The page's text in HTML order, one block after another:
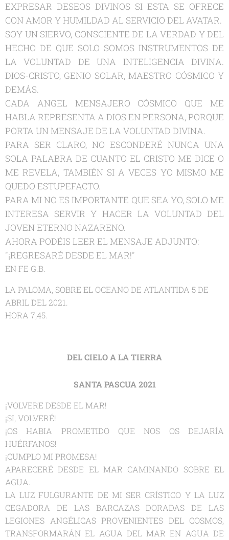
EXPRESAR DESEOS DIVINOS SI ESTA SE OFRECE
CON AMOR Y HUMILDAD AL SERVICIO DEL AVATAR.
SOY UN SIERVO, CONSCIENTE DE LA VERDAD Y DEL
HECHO DE QUE SOLO SOMOS INSTRUMENTOS DE
LA VOLUNTAD DE UNA INTELIGENCIA DIVINA.
DIOS-CRISTO, GENIO SOLAR, MAESTRO CÓSMICO Y
DEMÁS.
CADA ANGEL MENSAJERO CÓSMICO QUE ME
HABLA REPRESENTA A DIOS EN PERSONA, PORQUE
PORTA UN MENSAJE DE LA VOLUNTAD DIVINA.
PARA SER CLARO, NO ESCONDERÉ NUNCA UNA
SOLA PALABRA DE CUANTO EL CRISTO ME DICE O
ME REVELA, TAMBIÉN SI A VECES YO MISMO ME
QUEDO ESTUPEFACTO.
PARA MI NO ES IMPORTANTE QUE SEA YO, SOLO ME
INTERESA SERVIR Y HACER LA VOLUNTAD DEL
JOVEN ETERNO NAZARENO.
AHORA PODÉIS LEER EL MENSAJE ADJUNTO:
"¡REGRESARÉ DESDE EL MAR!"
EN FE G.B.
LA PALOMA, SOBRE EL OCEANO DE ATLANTIDA 5 DE
ABRIL DEL 2021.
HORA 7,45.
DEL CIELO A LA TIERRA
SANTA PASCUA 2021
¡VOLVERE DESDE EL MAR!
¡SI, VOLVERÉ!
¡OS HABIA PROMETIDO QUE NOS OS DEJARÍA
HUÉRFANOS!
¡CUMPLO MI PROMESA!
APARECERÉ DESDE EL MAR CAMINANDO SOBRE EL
AGUA.
LA LUZ FULGURANTE DE MI SER CRÍSTICO Y LA LUZ
CEGADORA DE LAS BARCAZAS DORADAS DE LAS
LEGIONES ANGÉLICAS PROVENIENTES DEL COSMOS,
TRANSFORMARÁN EL AGUA DEL MAR EN AGUA DE